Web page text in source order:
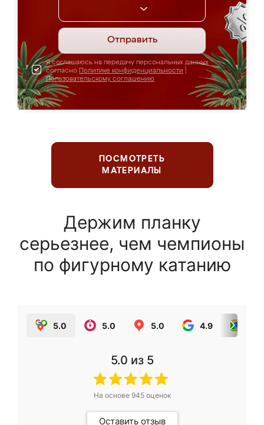
Отправить
Я соглашаюсь на передачу персональных данных
согласно Политике конфиденциальности
Пользовательскому соглашению
ПОСМОТРЕТЬ
МАТЕРИАЛЫ
Держим планку
серьезнее, чем чемпионы
по фигурному катанию
5.0 5.0 5.0 4.9
5.0 из 5
На основе 945оценок
Оставить отзыв